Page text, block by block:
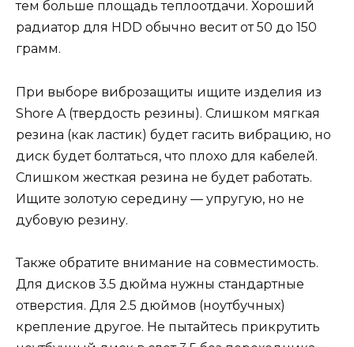
тем больше площадь теплоотдачи. Хороший
радиатор для HDD обычно весит от 50 до 150
грамм.
При выборе виброзащиты ищите изделия из
Shore A (твердость резины). Слишком мягкая
резина (как ластик) будет гасить вибрацию, но
диск будет болтаться, что плохо для кабелей.
Слишком жесткая резина не будет работать.
Ищите золотую середину — упругую, но не
дубовую резину.
Также обратите внимание на совместимость.
Для дисков 3.5 дюйма нужны стандартные
отверстия. Для 2.5 дюймов (ноутбучных)
крепление другое. Не пытайтесь прикрутить